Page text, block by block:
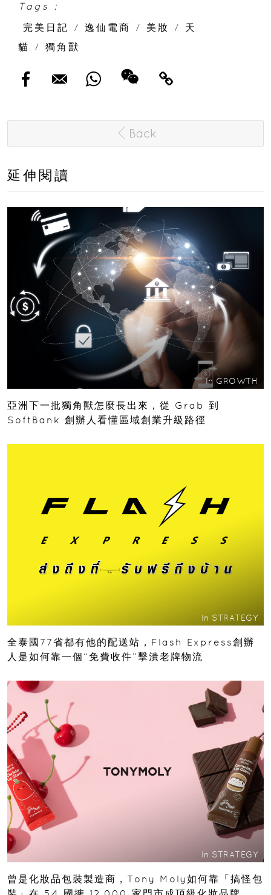
Tags :
完美日記
/ 逸仙電商 / 美妝 /
天
貓
/ 獨角獸
Back
延伸閱讀
In GROWTH
亞洲下一批獨角獸怎麼長出來，從 Grab 到
SoftBank 創辦人看懂區域創業升級路徑
In STRATEGY
全泰國77省都有他的配送站，Flash Express創辦
人是如何靠一個“免費收件”擊潰老牌物流
In STRATEGY
曾是化妝品包裝製造商，Tony Moly如何靠「搞怪包